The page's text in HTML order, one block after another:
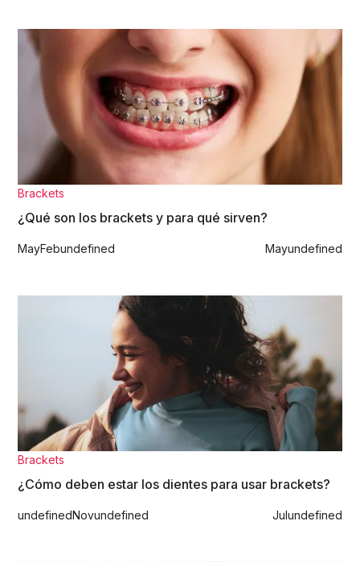
Brackets
¿Qué son los brackets y para qué sirven?
MayFebundefined Mayundefined
Brackets
¿Cómo deben estar los dientes para usar brackets?
undefinedNovundefined Julundefined